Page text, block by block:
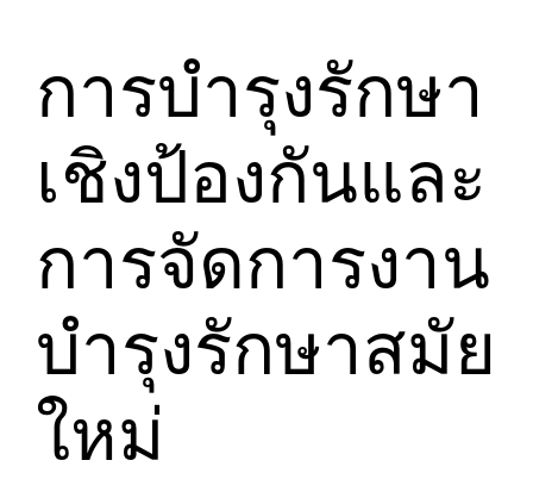
การบำรุงรักษา
เชิงป้องกันและ
การจัดการงาน
บำรุงรักษาสมัย
ใหม่